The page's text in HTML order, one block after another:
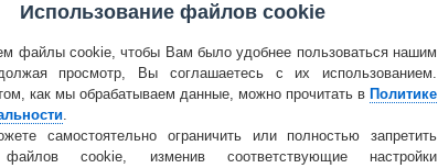
Температура Облачность Осадки
Использование файлов cookie
файлы cookie, чтобы Вам было удобнее пользоваться нашим
просмотр, Вы соглашаетесь с их использованием.
как мы обрабатываем данные, можно прочитать в Политике
.
самостоятельно ограничить или полностью запретить
файлов cookie, изменив соответствующие настройки